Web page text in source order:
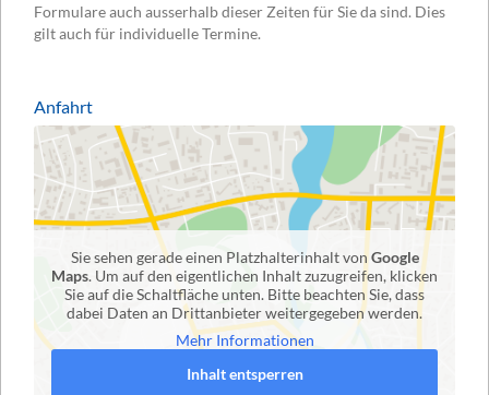
Formulare auch ausserhalb dieser Zeiten für Sie da sind. Dies
gilt auch für individuelle Termine.
Anfahrt
Sie sehen gerade einen Platzhalterinhalt von Google
Maps. Um auf den eigentlichen Inhalt zuzugreifen, klicken
Sie auf die Schaltfläche unten. Bitte beachten Sie, dass
dabei Daten an Drittanbieter weitergegeben werden.
Mehr Informationen
Inhalt entsperren